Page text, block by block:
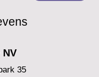
NV
35